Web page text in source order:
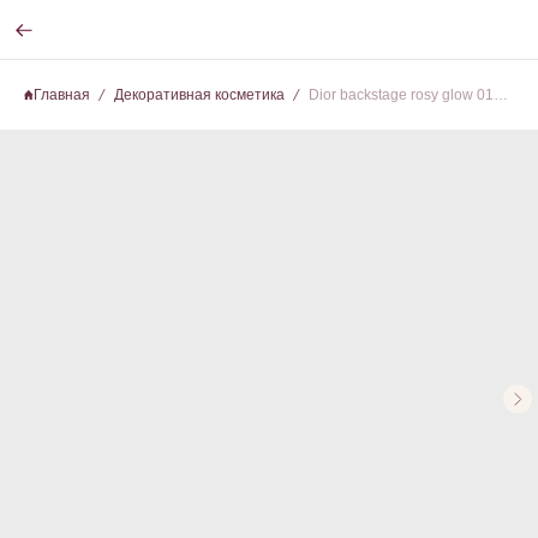
Главная Декоративная косметика Dior backstage rosy glow 015 cherry